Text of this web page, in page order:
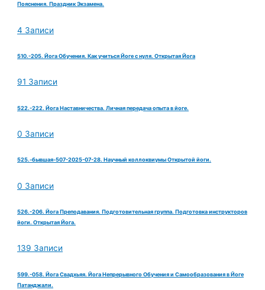
Пояснения. Праздник Экзамена.
4 Записи
510.-205. Йога Обучения. Как учиться Йоге с нуля. Открытая Йога
91 Записи
522.-222. Йога Наставничества. Личная передача опыта в йоге.
0 Записи
525.-бывшая-507-2025-07-28. Научный коллоквиумы Открытой йоги.
0 Записи
526.-206. Йога Преподавания. Подготовительная группа. Подготовка инструкторов
йоги. Открытая Йога.
139 Записи
599.-058. Йога Свадхьяя. Йога Непрерывного Обучения и Самообразования в Йоге
Патанджали.